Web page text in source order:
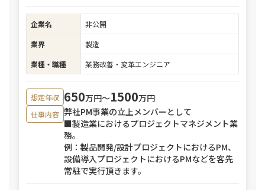
企業名
非公開
業界
製造
業種・職種
業務改善・変革エンジニア
想定年収 650万円〜1500万円
仕事内容 弊社PM事業の立上メンバーとして
■製造業におけるプロジェクトマネジメント業
務。
例：製品開発/設計プロジェクトにおけるPM、
設備導入プロジェクトにおけるPMなどを客先
常駐で実行頂きます。